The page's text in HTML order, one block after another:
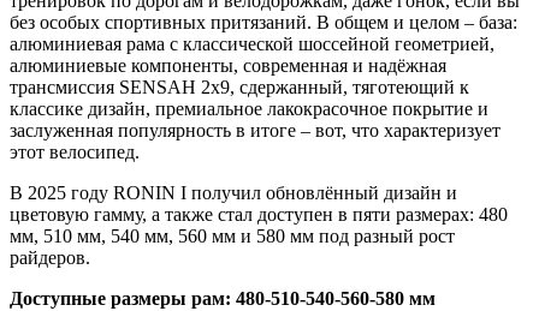
без особых спортивных притязаний. В общем и целом – база:
алюминиевая рама с классической шоссейной геометрией,
алюминиевые компоненты, современная и надёжная
трансмиссия SENSAH 2х9, сдержанный, тяготеющий к
классике дизайн, премиальное лакокрасочное покрытие и
заслуженная популярность в итоге – вот, что характеризует
этот велосипед.
В 2025 году RONIN I получил обновлённый дизайн и
цветовую гамму, а также стал доступен в пяти размерах: 480
мм, 510 мм, 540 мм, 560 мм и 580 мм под разный рост
райдеров.
Доступные размеры рам: 480-510-540-560-580 мм